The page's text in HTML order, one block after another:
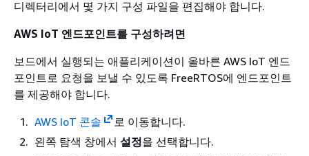
디렉터리에서 몇 가지 구성 파일을 편집해야 합니다.
AWS IoT 엔드포인트를 구성하려면
보드에서 실행되는 애플리케이션이 올바른 AWS IoT 엔드
포인트로 요청을 보낼 수 있도록 FreeRTOS에 엔드포인트
를 제공해야 합니다.
AWS IoT 콘솔
로 이동합니다.
왼쪽 탐색 창에서 설정을 선택합니다.